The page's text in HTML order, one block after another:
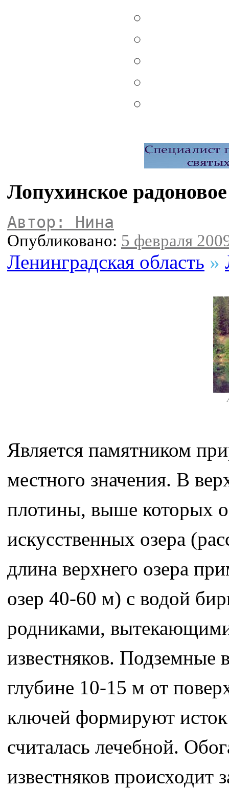
Лопухинское
Автор: Нина
Опубликовано: 5 февраля
Ленинградская область »
Является памятником
местного значения. В
плотины, выше которых
искусственных озера
длина верхнего озера
озер 40-60 м) с водой
родниками,
известняков. Подземные
глубине 10-15 м от
ключей формируют
считалась лечебной.
известняков происходит